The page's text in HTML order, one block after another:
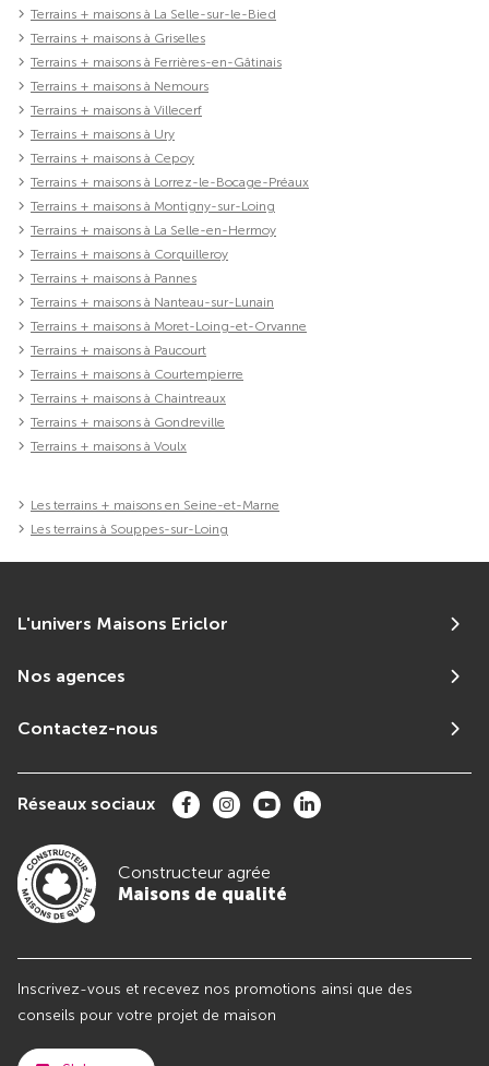
Terrains + maisons à La Selle-sur-le-Bied
Terrains + maisons à Griselles
Terrains + maisons à Ferrières-en-Gâtinais
Terrains + maisons à Nemours
Terrains + maisons à Villecerf
Terrains + maisons à Ury
Terrains + maisons à Cepoy
Terrains + maisons à Lorrez-le-Bocage-Préaux
Terrains + maisons à Montigny-sur-Loing
Terrains + maisons à La Selle-en-Hermoy
Terrains + maisons à Corquilleroy
Terrains + maisons à Pannes
Terrains + maisons à Nanteau-sur-Lunain
Terrains + maisons à Moret-Loing-et-Orvanne
Terrains + maisons à Paucourt
Terrains + maisons à Courtempierre
Terrains + maisons à Chaintreaux
Terrains + maisons à Gondreville
Terrains + maisons à Voulx
Les terrains + maisons en Seine-et-Marne
Les terrains à Souppes-sur-Loing
L'univers Maisons Ericlor
Nos agences
Contactez-nous
Réseaux sociaux
Constructeur agrée
Maisons de qualité
Inscrivez-vous et recevez nos promotions ainsi que des
conseils pour votre projet de maison